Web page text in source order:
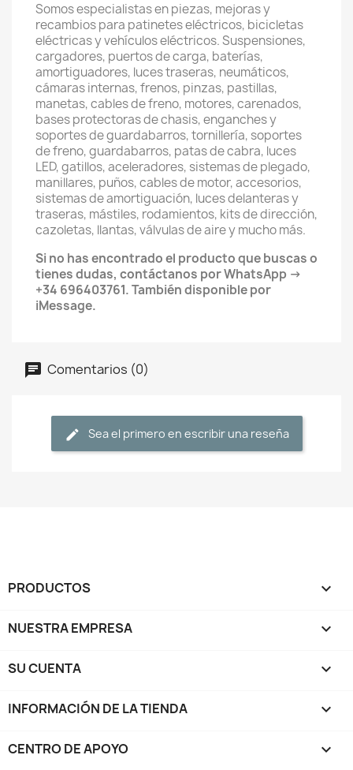
Somos especialistas en piezas, mejoras y
recambios para patinetes eléctricos, bicicletas
eléctricas y vehículos eléctricos. Suspensiones,
cargadores, puertos de carga, baterías,
amortiguadores, luces traseras, neumáticos,
cámaras internas, frenos, pinzas, pastillas,
manetas, cables de freno, motores, carenados,
bases protectoras de chasis, enganches y
soportes de guardabarros, tornillería, soportes
de freno, guardabarros, patas de cabra, luces
LED, gatillos, aceleradores, sistemas de plegado,
manillares, puños, cables de motor, accesorios,
sistemas de amortiguación, luces delanteras y
traseras, mástiles, rodamientos, kits de dirección,
cazoletas, llantas, válvulas de aire y mucho más.
Si no has encontrado el producto que buscas o
tienes dudas, contáctanos por WhatsApp →
+34 696403761. También disponible por
iMessage.
Comentarios (0)
Sea el primero en escribir una reseña
PRODUCTOS 
NUESTRA EMPRESA 
SU CUENTA 
INFORMACIÓN DE LA TIENDA keyboard_arrow_down
CENTRO DE APOYO 